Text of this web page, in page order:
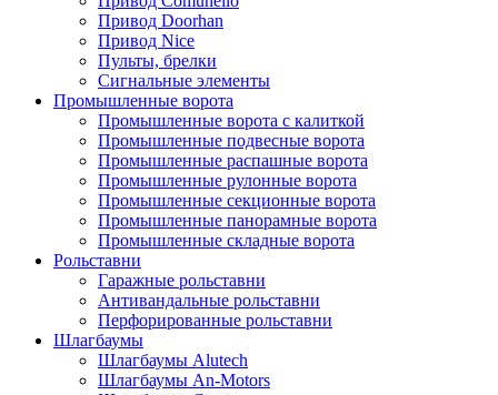
Привод Doorhan
Привод Nice
Пульты, брелки
Сигнальные элементы
Промышленные ворота
Промышленные ворота с калиткой
Промышленные подвесные ворота
Промышленные распашные ворота
Промышленные рулонные ворота
Промышленные секционные ворота
Промышленные панорамные ворота
Промышленные складные ворота
Рольставни
Гаражные рольставни
Антивандальные рольставни
Перфорированные рольставни
Шлагбаумы
Шлагбаумы Alutech
Шлагбаумы An-Motors